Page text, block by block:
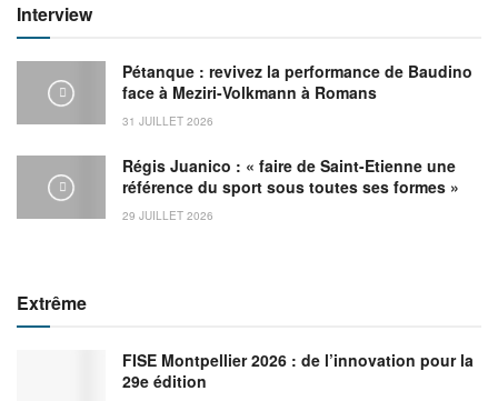
Interview
Pétanque : revivez la performance de Baudino
face à Meziri-Volkmann à Romans
31 JUILLET 2026
Régis Juanico : « faire de Saint-Etienne une
référence du sport sous toutes ses formes »
29 JUILLET 2026
Extrême
FISE Montpellier 2026 : de l’innovation pour la
29e édition